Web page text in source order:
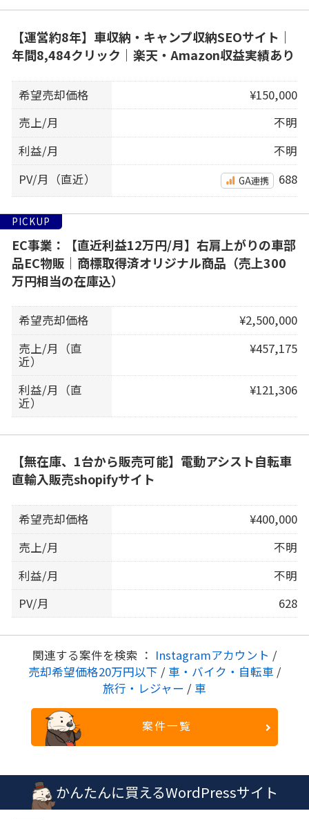
【運営約8年】車収納・キャンプ収納SEOサイト｜
年間8,484クリック｜楽天・Amazon収益実績あり
希望売却価格
¥150,000
売上/月
不明
利益/月
不明
PV/月（直近）
GA連携 688
PICKUP
EC事業：【直近利益12万円/月】右肩上がりの車部
品EC物販｜商標取得済オリジナル商品（売上300
万円相当の在庫込）
希望売却価格
¥2,500,000
売上/月（直
近）
¥457,175
利益/月（直
近）
¥121,306
【無在庫、1台から販売可能】電動アシスト自転車
直輸入販売shopifyサイト
希望売却価格
¥400,000
売上/月
不明
利益/月
不明
PV/月
628
関連する案件を検索 ： Instagramアカウント /
売却希望価格20万円以下 / 車・バイク・自転車 /
旅行・レジャー / 車
案件一覧
かんたんに買えるWordPressサイト